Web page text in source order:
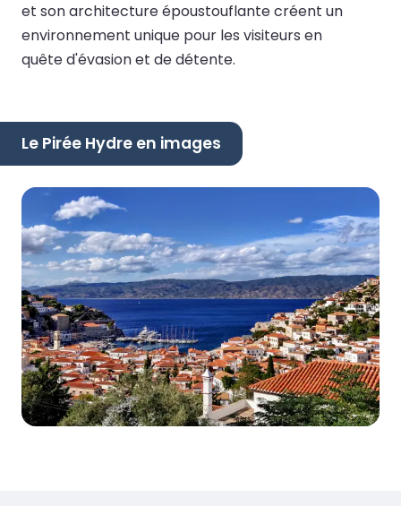
et son architecture époustouflante créent un
environnement unique pour les visiteurs en
quête d'évasion et de détente.
Le Pirée Hydre en images